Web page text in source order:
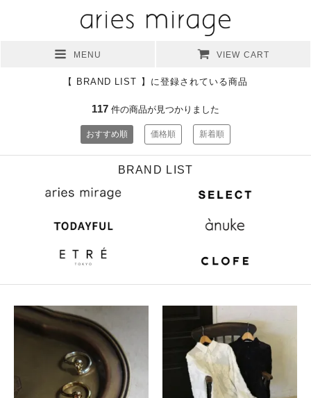
MENU VIEW CART
【 BRAND LIST 】に登録されている商品
117 件の商品が見つかりました
おすすめ順 価格順 新着順
BRAND LIST